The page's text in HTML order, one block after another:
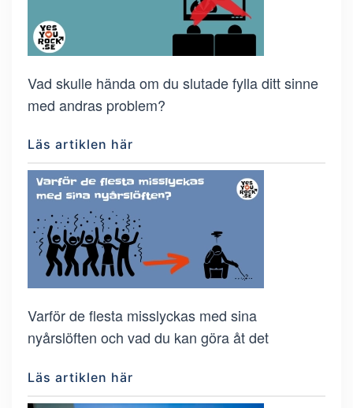
Vad skulle hända om du slutade fylla ditt sinne
med andras problem?
Läs artiklen här
Varför de flesta misslyckas med sina
nyårslöften och vad du kan göra åt det
Läs artiklen här